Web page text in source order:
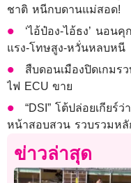
ชาติ หนีกบดานแม่สอด!
‘ไอ้ป๋อง-ไอ้ธง’ นอน
แรง-โทษสูง-หวั่นหลบหนี
สืบดอนเมืองปิดเกมร
ไฟ ECU ขาย
“DSI” โต้ปล่อยเกียร์
หน้าสอบสวน รวบรวมหลั
ข่าวล่าสุด